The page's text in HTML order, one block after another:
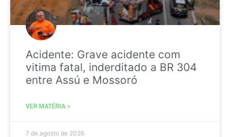
Acidente: Grave acidente com
vitima fatal, inderditado a BR 304
entre Assú e Mossoró
VER MATÉRIA »
7 de agosto de 2026